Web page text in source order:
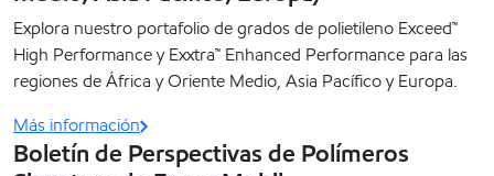
Explora nuestro portafolio de grados de polietileno Exceed™
High Performance y Exxtra™ Enhanced Performance para las
regiones de África y Oriente Medio, Asia Pacífico y Europa.
Más información
Boletín de Perspectivas de Polímeros